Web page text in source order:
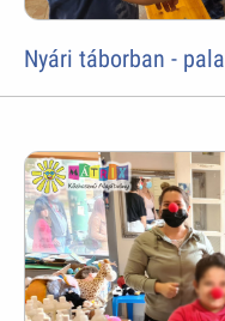
Nyári táborban -